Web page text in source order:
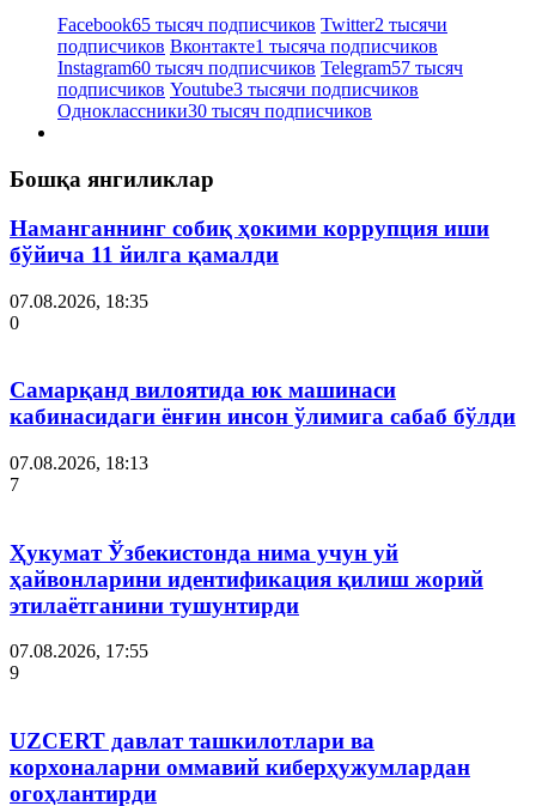
Facebook65 тысяч подписчиков Twitter2 тысячи
подписчиков Вконтакте1 тысяча подписчиков
Instagram60 тысяч подписчиков Telegram57 тысяч
подписчиков Youtube3 тысячи подписчиков
Одноклассники30 тысяч подписчиков
Бошқа янгиликлар
Наманганнинг собиқ ҳокими коррупция иши
бўйича 11 йилга қамалди
07.08.2026, 18:35
0
Самарқанд вилоятида юк машинаси
кабинасидаги ёнғин инсон ўлимига сабаб бўлди
07.08.2026, 18:13
7
Ҳукумат Ўзбекистонда нима учун уй
ҳайвонларини идентификация қилиш жорий
этилаётганини тушунтирди
07.08.2026, 17:55
9
UZCERT давлат ташкилотлари ва
корхоналарни оммавий киберҳужумлардан
огоҳлантирди